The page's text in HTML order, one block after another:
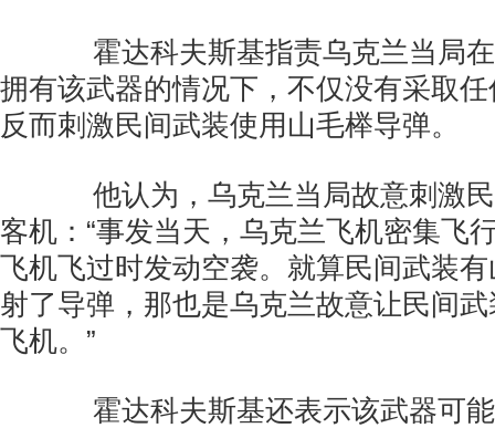
霍达科夫斯基指责乌克兰当局在
拥有该武器的情况下，不仅没有采取
反而刺激民间武装使用山毛榉导弹。
他认为，乌克兰当局故意刺激民
客机：“事发当天，乌克兰飞机密集飞
飞机飞过时发动空袭。就算民间武装
射了导弹，那也是乌克兰故意让民间
飞机。”
霍达科夫斯基还表示该武器可能